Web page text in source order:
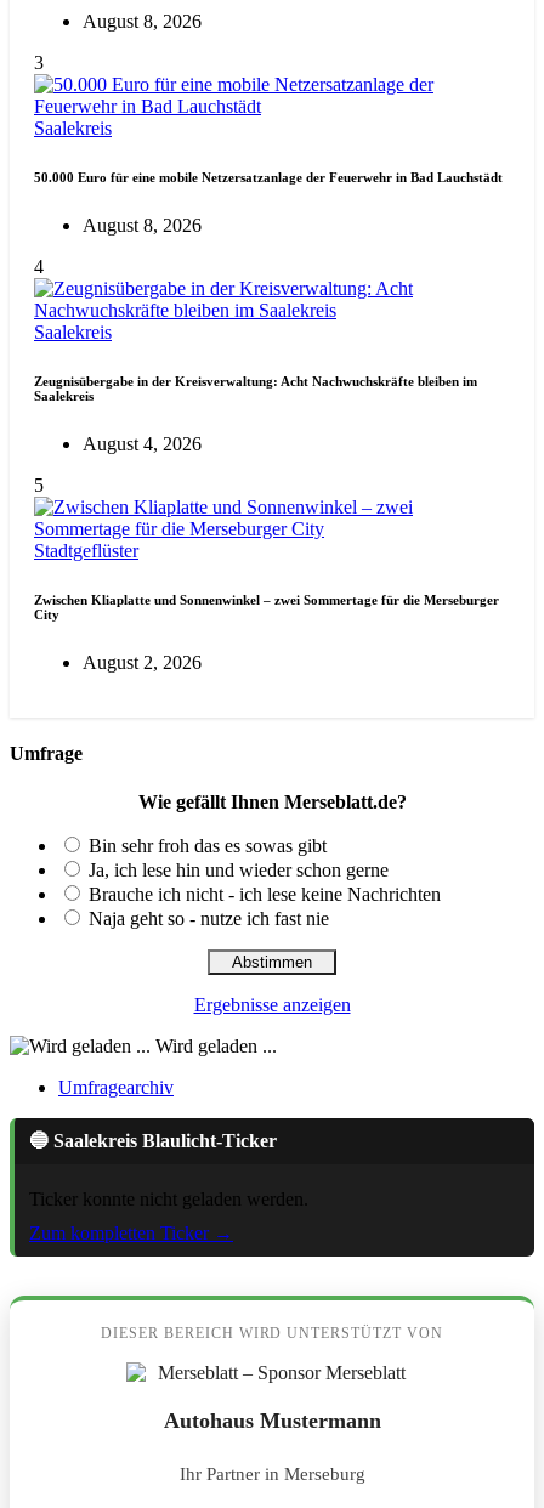
August 8, 2026
3
Saalekreis
50.000 Euro für eine mobile Netzersatzanlage der Feuerwehr in Bad Lauchstädt
August 8, 2026
4
Saalekreis
Zeugnisübergabe in der Kreisverwaltung: Acht Nachwuchskräfte bleiben im
Saalekreis
August 4, 2026
5
Stadtgeflüster
Zwischen Kliaplatte und Sonnenwinkel – zwei Sommertage für die Merseburger
City
August 2, 2026
Umfrage
Wie gefällt Ihnen Merseblatt.de?
Bin sehr froh das es sowas gibt
Ja, ich lese hin und wieder schon gerne
Brauche ich nicht - ich lese keine Nachrichten
Naja geht so - nutze ich fast nie
Ergebnisse anzeigen
Wird geladen ...
Umfragearchiv
🔵 Saalekreis Blaulicht-Ticker
Ticker konnte nicht geladen werden.
Zum kompletten Ticker →
DIESER BEREICH WIRD UNTERSTÜTZT VON
Autohaus Mustermann
Ihr Partner in Merseburg